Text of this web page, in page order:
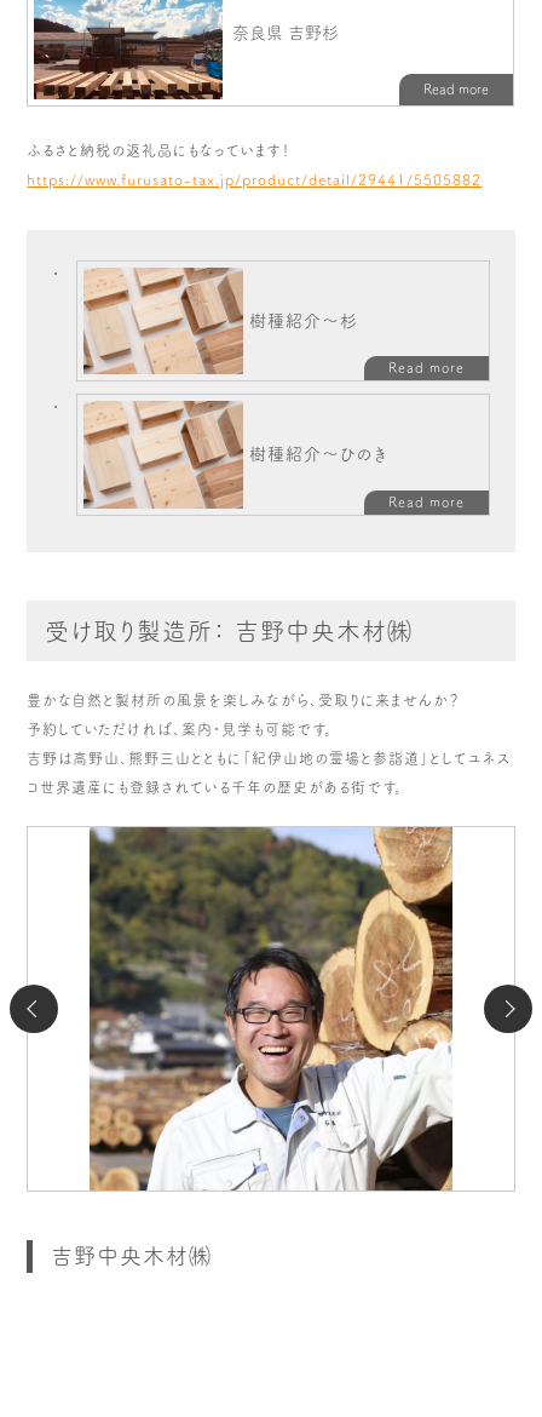
ふるさと納税の返礼品にもなっています！
https://www.furusato-tax.jp/product/detail/29441/5505882
樹種紹介～杉
Read more
樹種紹介～ひのき
Read more
受け取り製造所： 吉野中央木材㈱
豊かな自然と製材所の風景を楽しみながら、受取りに来ませんか？
予約していただければ、案内・見学も可能です。
吉野は高野山、熊野三山とともに「紀伊山地の霊場と参詣道」としてユネス
コ世界遺産にも登録されている千年の歴史がある街です。
吉野中央木材㈱